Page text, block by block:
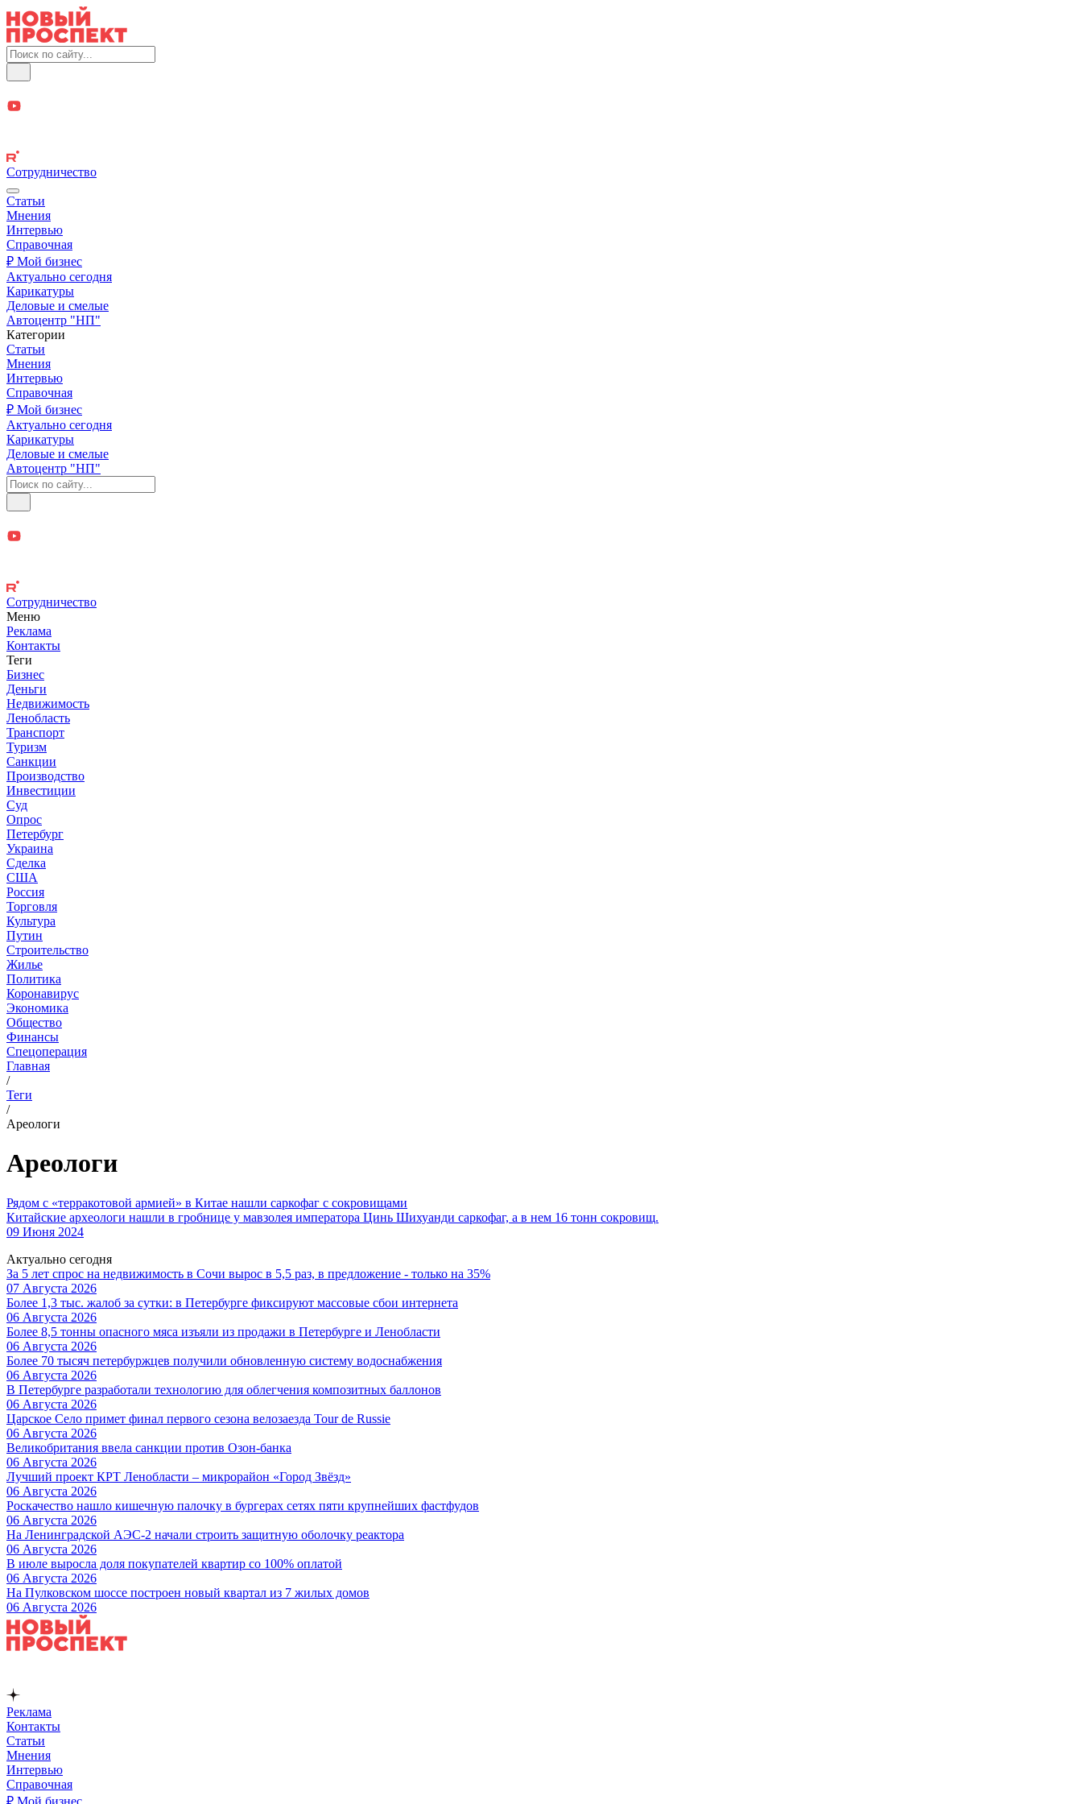
Сотрудничество
Статьи
Мнения
Интервью
Справочная
₽ Мой бизнес
Актуально сегодня
Карикатуры
Деловые и смелые
Автоцентр "НП"
Категории
Статьи
Мнения
Интервью
Справочная
₽ Мой бизнес
Актуально сегодня
Карикатуры
Деловые и смелые
Автоцентр "НП"
Сотрудничество
Меню
Реклама
Контакты
Теги
Бизнес
Деньги
Недвижимость
Ленобласть
Транспорт
Туризм
Санкции
Производство
Инвестиции
Суд
Опрос
Петербург
Украина
Сделка
США
Россия
Торговля
Культура
Путин
Строительство
Жилье
Политика
Коронавирус
Экономика
Общество
Финансы
Спецоперация
Главная
/
Теги
/
Ареологи
Ареологи
Рядом с «терракотовой армией» в Китае нашли саркофаг с сокровищами
Китайские археологи нашли в гробнице у мавзолея императора Цинь Шихуанди саркофаг, а в нем 16 тонн сокровищ.
09 Июня 2024
Актуально сегодня
За 5 лет спрос на недвижимость в Сочи вырос в 5,5 раз, в предложение - только на 35%
07 Августа 2026
Более 1,3 тыс. жалоб за сутки: в Петербурге фиксируют массовые сбои интернета
06 Августа 2026
Более 8,5 тонны опасного мяса изъяли из продажи в Петербурге и Ленобласти
06 Августа 2026
Более 70 тысяч петербуржцев получили обновленную систему водоснабжения
06 Августа 2026
В Петербурге разработали технологию для облегчения композитных баллонов
06 Августа 2026
Царское Село примет финал первого сезона велозаезда Tour de Russie
06 Августа 2026
Великобритания ввела санкции против Озон-банка
06 Августа 2026
Лучший проект КРТ Ленобласти – микрорайон «Город Звёзд»
06 Августа 2026
Роскачество нашло кишечную палочку в бургерах сетях пяти крупнейших фастфудов
06 Августа 2026
На Ленинградской АЭС-2 начали строить защитную оболочку реактора
06 Августа 2026
В июле выросла доля покупателей квартир со 100% оплатой
06 Августа 2026
На Пулковском шоссе построен новый квартал из 7 жилых домов
06 Августа 2026
Реклама
Контакты
Статьи
Мнения
Интервью
Справочная
₽ Мой бизнес